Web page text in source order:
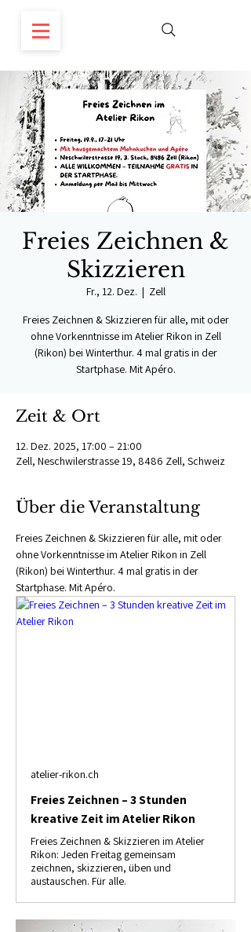
Freies Zeichnen &
Skizzieren
Fr., 12. Dez.
  |
Zell
Freies Zeichnen & Skizzieren für alle, mit oder
ohne Vorkenntnisse im Atelier Rikon in Zell
(Rikon) bei Winterthur. 4 mal gratis in der
Startphase. Mit Apéro.
Zeit & Ort
12. Dez. 2025, 17:00 – 21:00
Zell, Neschwilerstrasse 19, 8486 Zell, Schweiz
Über die Veranstaltung
Freies Zeichnen & Skizzieren für alle, mit oder
ohne Vorkenntnisse im Atelier Rikon in Zell
(Rikon) bei Winterthur. 4 mal gratis in der
Startphase. Mit Apéro.
atelier-rikon.ch
Freies Zeichnen – 3 Stunden
kreative Zeit im Atelier Rikon
Freies Zeichnen & Skizzieren im Atelier
Rikon: Jeden Freitag gemeinsam
zeichnen, skizzieren, üben und
austauschen. Für alle.